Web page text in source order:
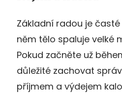
Základní radou je
něm tělo spaluje velké
Pokud začněte už
důležité zachovat
příjmem a výdejem